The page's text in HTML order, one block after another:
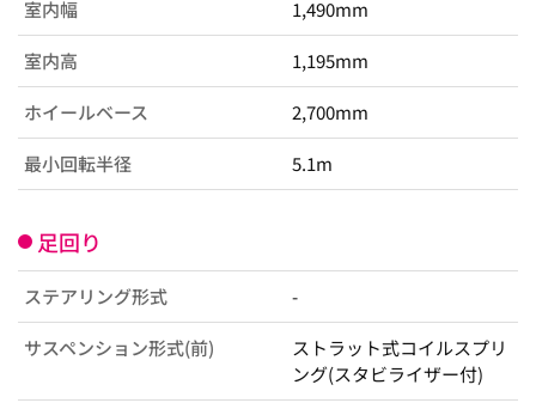
室内幅 1,490mm
室内高 1,195mm
ホイールベース 2,700mm
最小回転半径 5.1m
足回り
ステアリング形式 -
サスペンション形式(前)
ストラット式コイルスプリ
ング(スタビライザー付)